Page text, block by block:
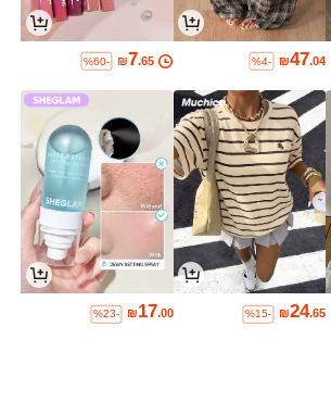
₪47.04
%4-
₪7.65
%60-
₪24.65
%15-
₪17.00
%23-